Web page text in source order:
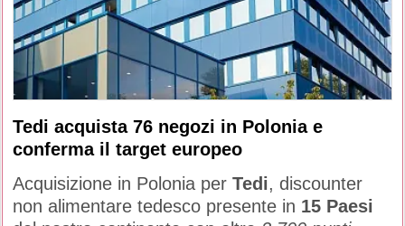
Tedi acquista 76 negozi in Polonia e
conferma il target europeo
Acquisizione in Polonia per Tedi, discounter
non alimentare tedesco presente in 15 Paesi